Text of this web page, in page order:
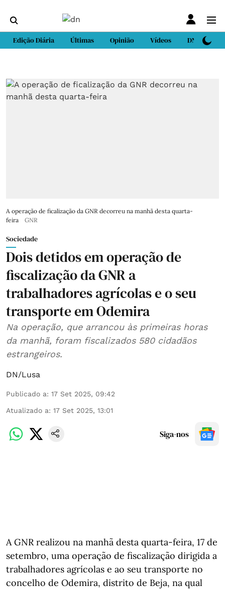
Edição Diária Últimas Opinião Vídeos DN Sport
A operação de ficalização da GNR decorreu na manhã desta quarta-
feira
GNR
Sociedade
Dois detidos em operação de
fiscalização da GNR a
trabalhadores agrícolas e o seu
transporte em Odemira
Na operação, que arrancou às primeiras horas
da manhã, foram fiscalizados 580 cidadãos
estrangeiros.
DN/Lusa
Publicado a: 17 Set 2025, 09:42
Atualizado a: 17 Set 2025, 13:01
Siga-nos
A GNR realizou na manhã desta quarta-feira, 17 de
setembro, uma operação de fiscalização dirigida a
trabalhadores agrícolas e ao seu transporte no
concelho de Odemira, distrito de Beja, na qual